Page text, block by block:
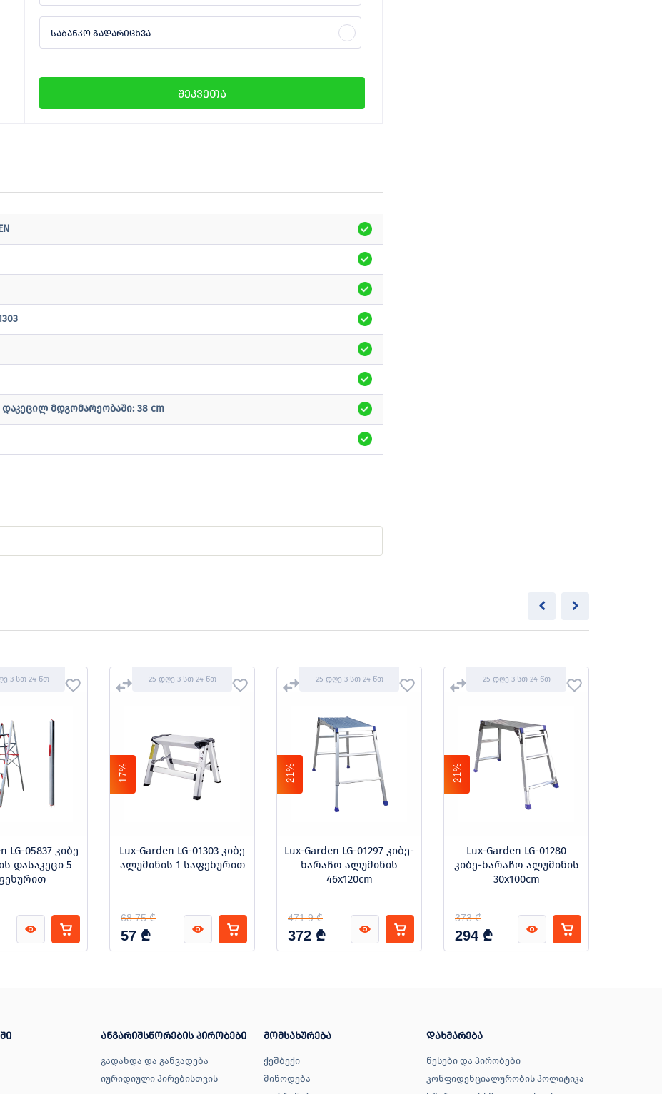
საბანკო გადარიცხვა
მდგომარეობაში: 38 cm
3 სთ 24 წთ
LG-05837 კიბე
დასაკეცი 5
25 დღე 3 სთ 24 წთ
-17%
Lux-Garden LG-01303 კიბე
ალუმინის 1 საფეხურით
68.75 ₾
57 ₾
25 დღე 3 სთ 24 წთ
-21%
Lux-Garden LG-01297 კიბე-
ხარაჩო ალუმინის
46x120cm
471.9 ₾
372 ₾
25 დღე 3 სთ 24 წთ
-21%
Lux-Garden LG-01280
კიბე-ხარაჩო ალუმინის
30x100cm
373 ₾
294 ₾
ანგარიშსწორების პირობები
გადახდა და განვადება
იურიდიული პირებისთვის
მომსახურება
ქეშბექი
მიწოდება
დახმარება
წესები და პირობები
კონფიდენციალურობის პოლიტიკა